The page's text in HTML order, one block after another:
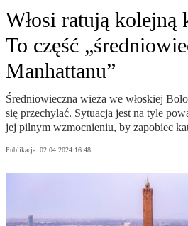
Włosi ratują kolejną
To część
Manhattanu”
Średniowieczna wieża we włoskiej
się przechylać. Sytuacja jest na tyle
jej pilnym wzmocnieniu, by zapobiec
Publikacja: 02.04.2024 16:48